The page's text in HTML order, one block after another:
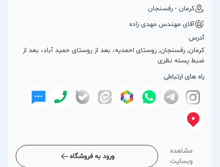
كرمان - رفسنجان
آقای مهندس مهدی زاده
آدرس
كرمان, رفسنجان, روستای احمدیه، بعد از روستای حمید آباد، بعد از
ضبط پسته نظری
راه های ارتباطی
مشاهده
وبسایت
ورود به فروشگاه